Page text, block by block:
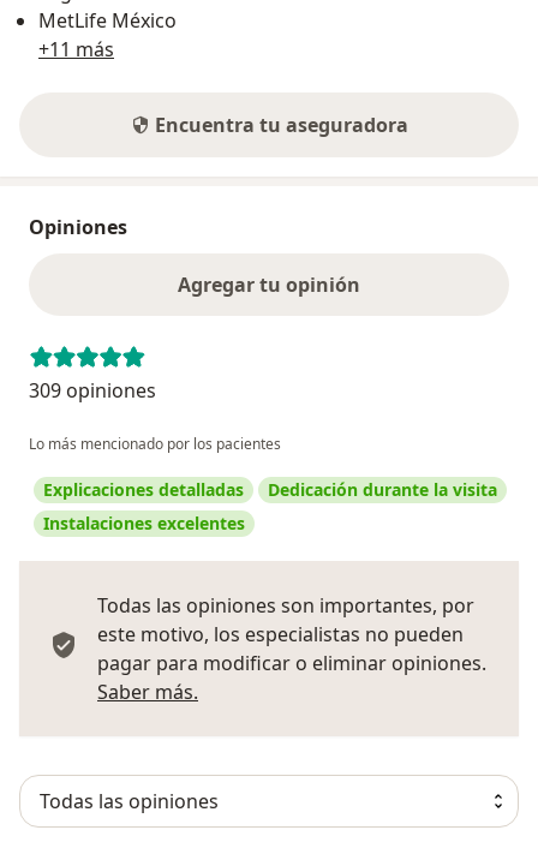
MetLife México
+11 más
Encuentra tu aseguradora
Opiniones
Agregar tu opinión
309 opiniones
Lo más mencionado por los pacientes
Explicaciones detalladas
Dedicación durante la visita
Instalaciones excelentes
Todas las opiniones son importantes, por
este motivo, los especialistas no pueden
pagar para modificar o eliminar opiniones.
Saber más.